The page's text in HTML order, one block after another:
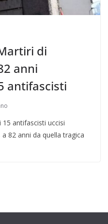
di
anni
antifascisti
antifascisti uccisi
82 anni da quella tragica